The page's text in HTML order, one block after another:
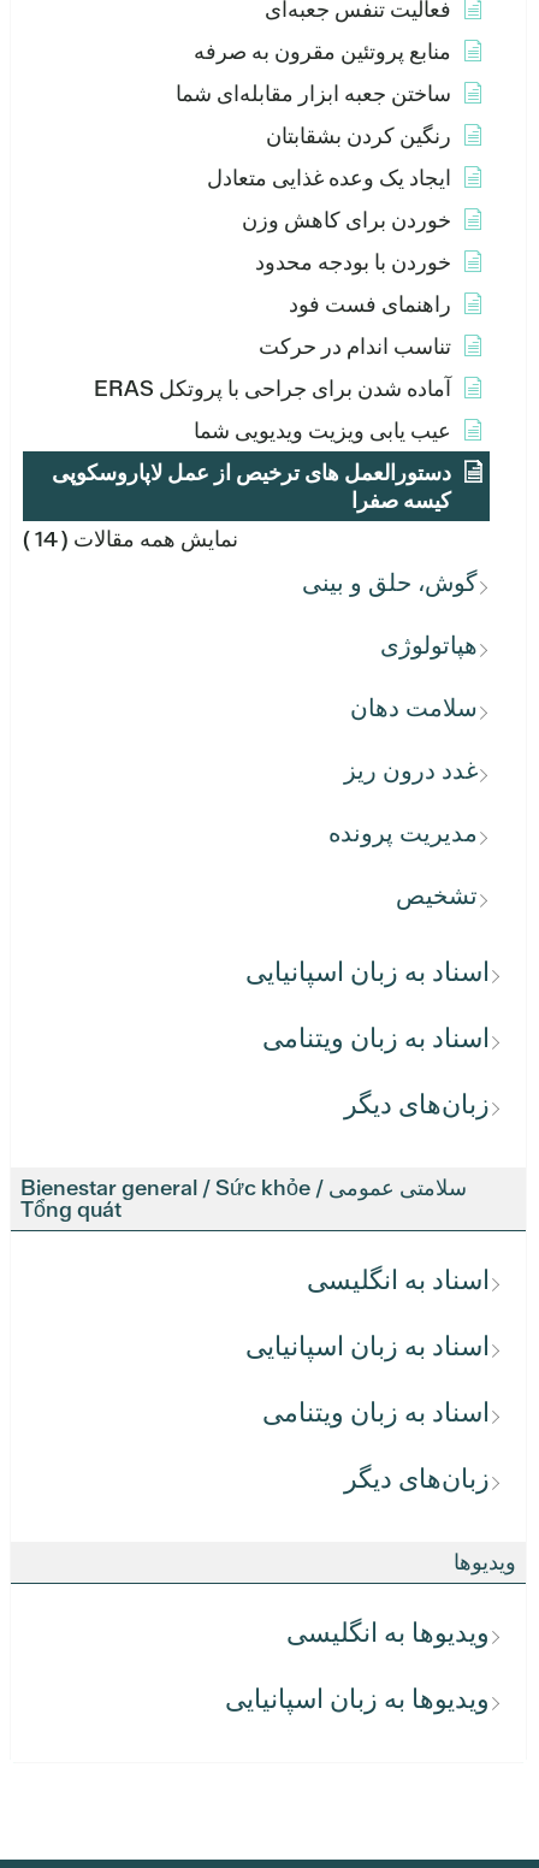
فعالیت تنفس جعبه‌ای
منابع پروتئین مقرون به صرفه
ساختن جعبه ابزار مقابله‌ای شما
رنگین کردن بشقابتان
ایجاد یک وعده غذایی متعادل
خوردن برای کاهش وزن
خوردن با بودجه محدود
راهنمای فست فود
تناسب اندام در حرکت
آماده شدن برای جراحی با پروتکل ERAS
عیب یابی ویزیت ویدیویی شما
دستورالعمل های ترخیص از عمل لاپاروسکوپی
کیسه صفرا
نمایش همه مقالات ( 14 )
گوش، حلق و بینی
هپاتولوژی
سلامت دهان
غدد درون ریز
مدیریت پرونده
تشخیص
اسناد به زبان اسپانیایی
اسناد به زبان ویتنامی
زبان‌های دیگر
سلامتی عمومی / Bienestar general / Sức khỏe
Tổng quát
اسناد به انگلیسی
اسناد به زبان اسپانیایی
اسناد به زبان ویتنامی
زبان‌های دیگر
ویدیوها
ویدیوها به انگلیسی
ویدیوها به زبان اسپانیایی